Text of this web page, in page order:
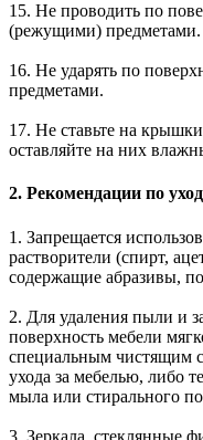
15. Не проводить по
(режущими) предметами.
16. Не ударять по
предметами.
17. Не ставьте на
оставляйте на них
2. Рекомендации по
1. Запрещается
растворители (спирт,
содержащие абразивы,
2. Для удаления пыли и
поверхность мебели
специальным чистящим
ухода за мебелью, либо
мыла или стирального
3. Зеркала, стеклянные